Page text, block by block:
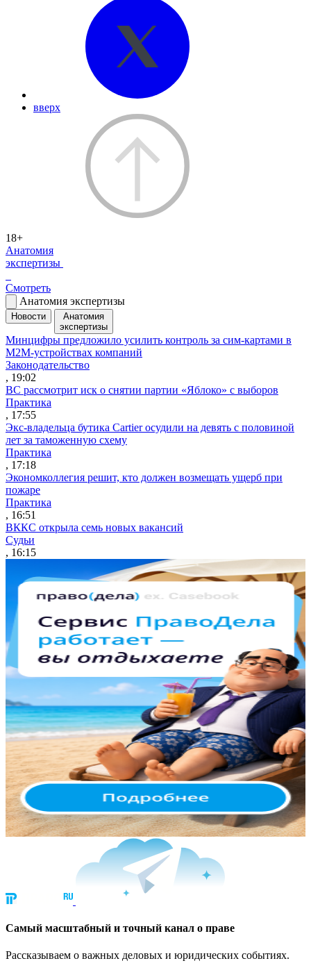
вверх
18+
Анатомия
экспертизы
Смотреть
Анатомия экспертизы
Новости
Анатомия
экспертизы
Минцифры предложило усилить контроль за сим-картами в
M2M-устройствах компаний
Законодательство
, 19:02
ВС рассмотрит иск о снятии партии «Яблоко» с выборов
Практика
, 17:55
Экс-владельца бутика Cartier осудили на девять с половиной
лет за таможенную схему
Практика
, 17:18
Экономколлегия решит, кто должен возмещать ущерб при
пожаре
Практика
, 16:51
ВККС открыла семь новых вакансий
Судьи
, 16:15
Cамый масштабный и точный канал о праве
Рассказываем о важных деловых и юридических событиях.